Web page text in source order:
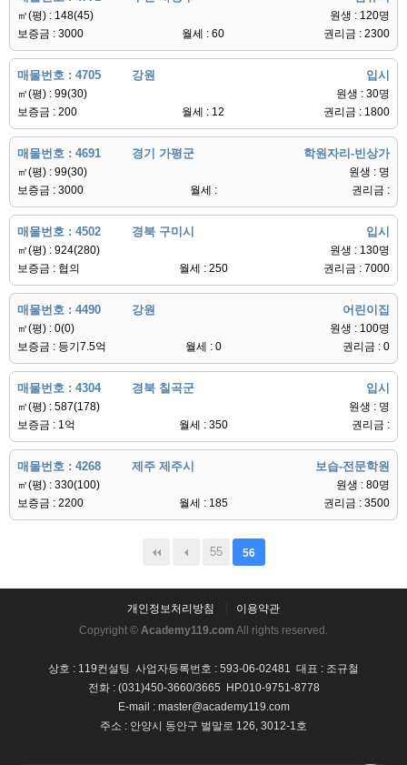
㎡(평) : 148(45)
원생 : 120명
보증금 : 3000
월세 : 60 권리금 : 2300
매물번호 : 4705 강원 입시
㎡(평) : 99(30)
원생 : 30명
보증금 : 200
월세 : 12 권리금 : 1800
매물번호 : 4691 경기 가평군 학원자리-빈상가
㎡(평) : 99(30)
원생 : 명
보증금 : 3000
월세 : 권리금 :
매물번호 : 4502 경북 구미시 입시
㎡(평) : 924(280)
원생 : 130명
보증금 : 협의
월세 : 250 권리금 : 7000
매물번호 : 4490 강원 어린이집
㎡(평) : 0(0)
원생 : 100명
보증금 : 등기7.5억
월세 : 0 권리금 : 0
매물번호 : 4304 경북 칠곡군 입시
㎡(평) : 587(178)
원생 : 명
보증금 : 1억
월세 : 350 권리금 :
매물번호 : 4268 제주 제주시 보습-전문학원
㎡(평) : 330(100)
원생 : 80명
보증금 : 2200
월세 : 185 권리금 : 3500
55 56
개인정보처리방침
이용약관
Copyright © Academy119.com All rights reserved.
상호 : 119컨설팅 사업자등록번호 : 593-06-02481 대표 : 조규철
전화 : (031)450-3660/3665 HP.010-9751-8778
E-mail : master@academy119.com
주소 : 안양시 동안구 벌말로 126, 3012-1호